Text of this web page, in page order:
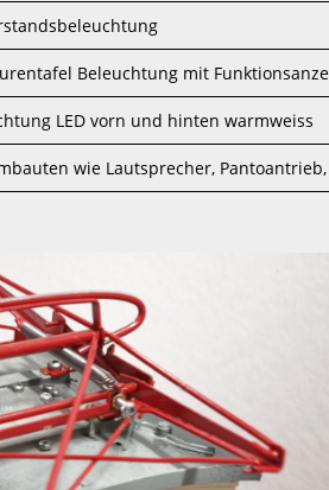
Beleuchtung mit
LED vorn und hinten warmweiss
wie Lautsprecher,